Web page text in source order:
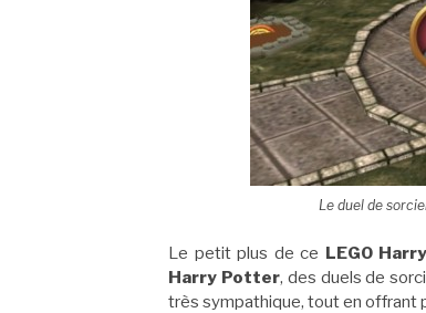
Le duel de
Le petit plus de ce LEGO
Harry Potter, des duels de
très sympathique, tout en offrant